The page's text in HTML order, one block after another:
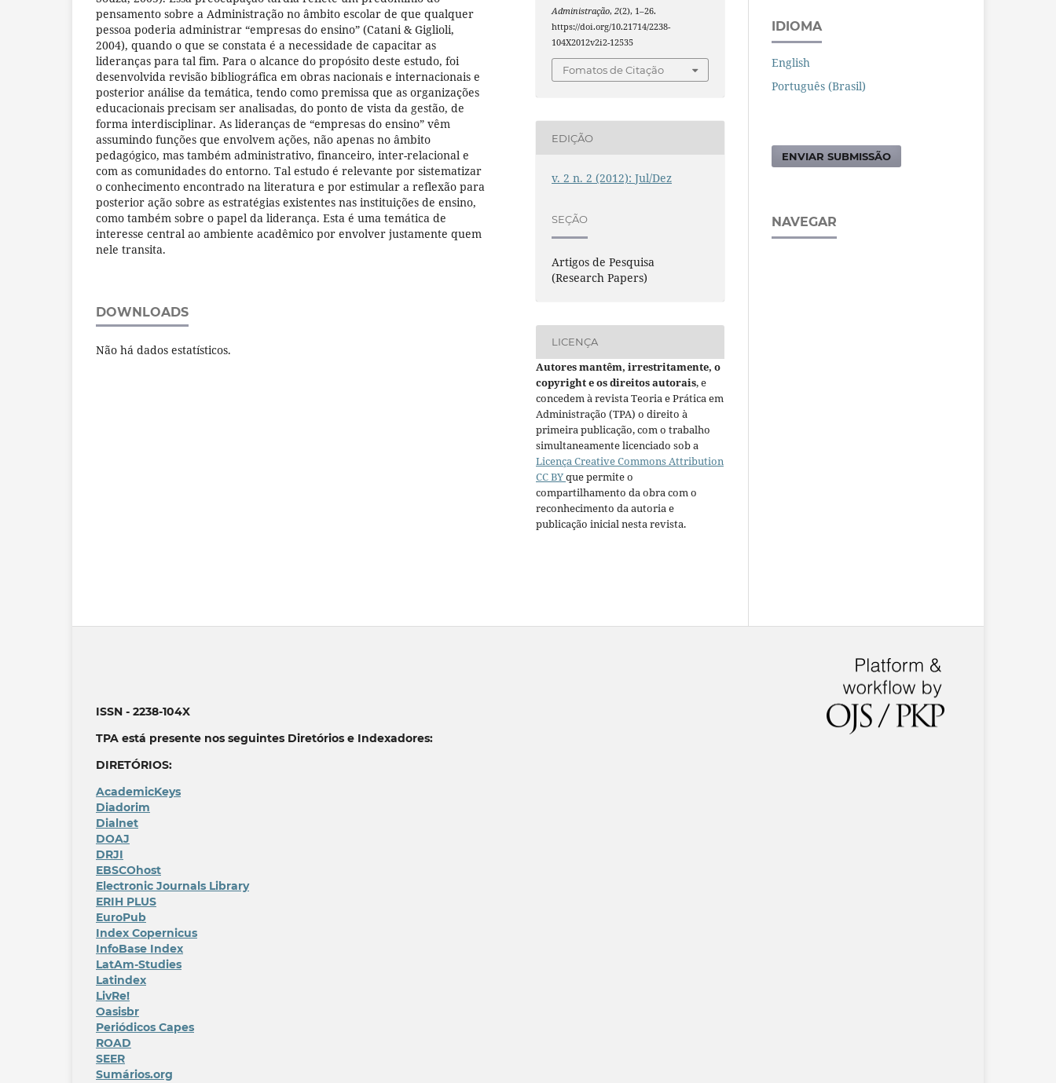
pensamento sobre a Administração no âmbito escolar de que qualquer
pessoa poderia administrar “empresas do ensino” (Catani & Giglioli,
2004), quando o que se constata é a necessidade de capacitar as
lideranças para tal fim. Para o alcance do propósito deste estudo, foi
desenvolvida revisão bibliográfica em obras nacionais e internacionais e
posterior análise da temática, tendo como premissa que as organizações
educacionais precisam ser analisadas, do ponto de vista da gestão, de
forma interdisciplinar. As lideranças de “empresas do ensino” vêm
assumindo funções que envolvem ações, não apenas no âmbito
pedagógico, mas também administrativo, financeiro, inter-relacional e
com as comunidades do entorno. Tal estudo é relevante por sistematizar
o conhecimento encontrado na literatura e por estimular a reflexão para
posterior ação sobre as estratégias existentes nas instituições de ensino,
como também sobre o papel da liderança. Esta é uma temática de
interesse central ao ambiente acadêmico por envolver justamente quem
nele transita.
DOWNLOADS
Não há dados estatísticos.
Administração,2(2), 1–26.
https://doi.org/10.21714/2238-
104X2012v2i2-12535
Fomatos de Citação
EDIÇÃO
v. 2 n. 2 (2012): Jul/Dez
SEÇÃO
Artigos de Pesquisa
(Research Papers)
LICENÇA
Autores mantêm, irrestritamente, o
copyright e os direitos autorais, e
concedem à revista Teoria e Prática em
Administração (TPA) o direito à
primeira publicação, com o trabalho
simultaneamente licenciado sob a
Licença Creative Commons Attribution
CC BYque permite o
compartilhamento da obra com o
reconhecimento da autoria e
publicação inicial nesta revista.
IDIOMA
English
Português (Brasil)
ENVIAR SUBMISSÃO
NAVEGAR
ISSN - 2238-104X
TPA está presente nos seguintes Diretórios e Indexadores:
DIRETÓRIOS:
AcademicKeys
Diadorim
Dialnet
DOAJ
DRJI
EBSCOhost
Electronic Journals Library
ERIH PLUS
EuroPub
Index Copernicus
InfoBase Index
LatAm-Studies
Latindex
LivRe!
Oasisbr
Periódicos Capes
ROAD
SEER
Sumários.org